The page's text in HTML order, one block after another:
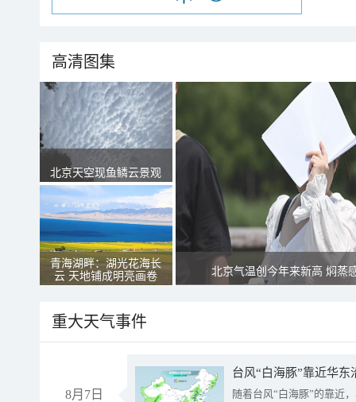
高清图集
北京天空现鱼鳞云景观
青海湖畔：湖光花海长
云 天地铺成明亮画卷
北京气温创今年来新高 焖蒸
重大天气事件
8月7日
台风“白海豚”靠近华
随着台风“白海豚”的靠近